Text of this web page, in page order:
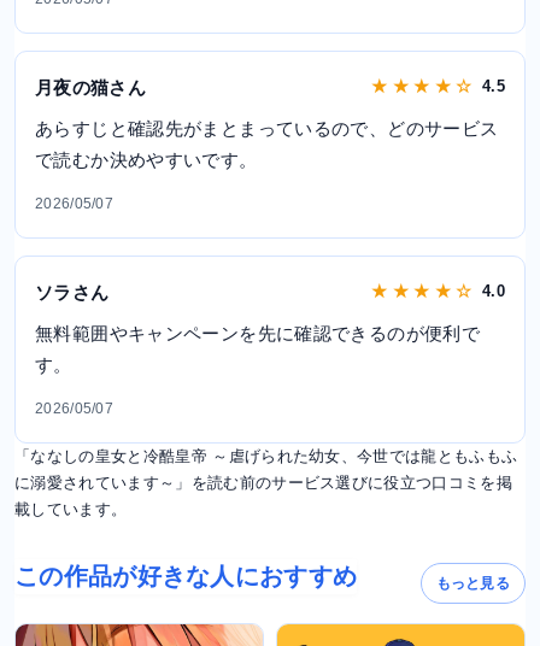
月夜の猫さん ★ ★ ★ ★ ☆ 4.5
あらすじと確認先がまとまっているので、どのサービス
で読むか決めやすいです。
2026/05/07
ソラさん ★ ★ ★ ★ ☆ 4.0
無料範囲やキャンペーンを先に確認できるのが便利で
す。
2026/05/07
「ななしの皇女と冷酷皇帝 ～虐げられた幼女、今世では龍ともふもふ
に溺愛されています～」を読む前のサービス選びに役立つ口コミを掲
載しています。
この作品が好きな人におすすめ もっと見る